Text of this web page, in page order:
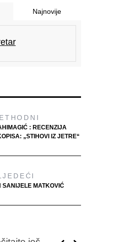
Najnovije
: RECENZIJA
„STIHOVI IZ JETRE“
SANIJELE MATKOVIĆ